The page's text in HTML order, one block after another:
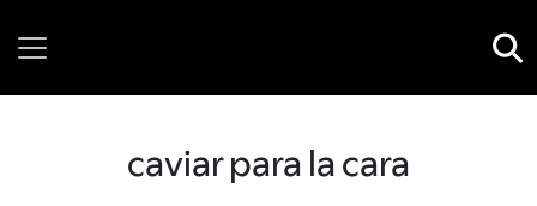
caviar para la cara